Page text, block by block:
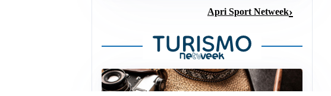
Apri Sport Netweek